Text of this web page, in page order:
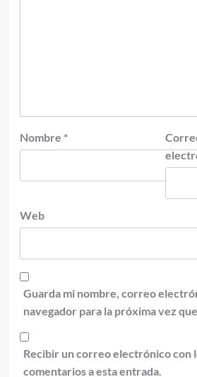
Nombre *
Web
Guarda mi nombre, correo
navegador para la próxima vez
Recibir un correo electrónico con
comentarios a esta entrada.